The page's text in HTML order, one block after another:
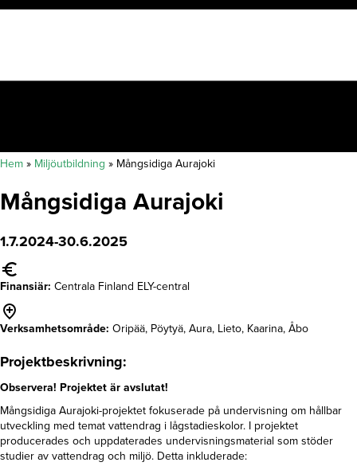
Hem » Miljöutbildning » Mångsidiga Aurajoki
Mångsidiga Aurajoki
1.7.2024-30.6.2025
Finansiär: Centrala Finland ELY-central
Verksamhetsområde: Oripää, Pöytyä, Aura, Lieto, Kaarina, Åbo
Projektbeskrivning:
Observera! Projektet är avslutat!
Mångsidiga Aurajoki-projektet fokuserade på undervisning om hållbar
utveckling med temat vattendrag i lågstadieskolor. I projektet
producerades och uppdaterades undervisningsmaterial som stöder
studier av vattendrag och miljö. Detta inkluderade: